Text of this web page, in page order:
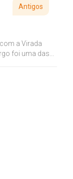
Antigos
a Virada
foi uma das...